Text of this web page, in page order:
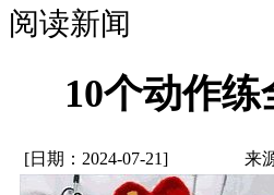
阅读新闻
10个动作
[日期：2024-07-21] 来